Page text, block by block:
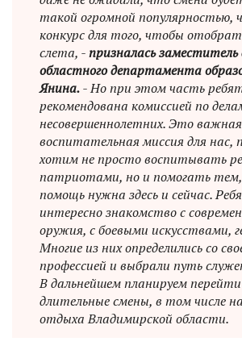
такой огромной популярностью,
конкурс для того, чтобы
слета, -призналась
областного департамента
Янина.- Но при этом часть
рекомендована комиссией по
несовершеннолетних. Это
воспитательная миссия для
хотим не просто воспитывать
патриотами, но и помогать
помощь нужна здесь и сейчас.
интересно знакомство с
оружия, с боевыми искусствами,
Многие из них определились со
профессией и выбрали путь
В дальнейшем планируем перейти
длительные смены, в том числе на
отдыха Владимирской области.